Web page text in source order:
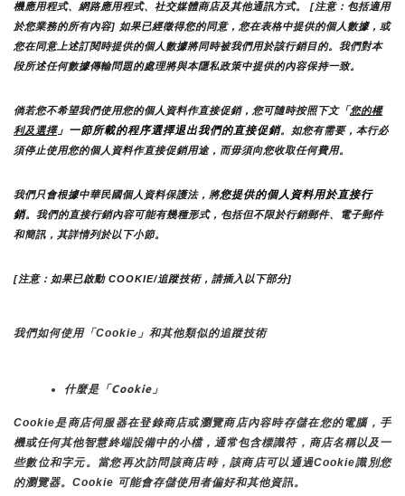
機應用程式、網路應用程式、社交媒體商店及其他通訊方式。 [注意：包括適用
於您業務的所有內容] 如果已經徵得您的同意，您在表格中提供的個人數據，或
您在同意上述訂閱時提供的個人數據將同時被我們用於該行銷目的。我們對本
段所述任何數據傳輸問題的處理將與本隱私政策中提供的內容保持一致。
倘若您不希望我們使用您的個人資料作直接促銷，您可隨時按照下文「您的權
利及選擇」一節所載的程序選擇退出我們的直接促銷。如您有需要，本行必
須停止使用您的個人資料作直接促銷用途，而毋須向您收取任何費用。
我們只會根據中華民國個人資料保護法，將您提供的個人資料用於直接行
銷。我們的直接行銷內容可能有幾種形式，包括但不限於行銷郵件、電子郵件
和簡訊，其詳情列於以下小節。
[注意：如果已啟動 COOKIE/追蹤技術，請插入以下部分]
我們如何使用「Cookie」和其他類似的追蹤技術
什麼是「Cookie」
Cookie是商店伺服器在登錄商店或瀏覽商店內容時存儲在您的電腦，手
機或任何其他智慧終端設備中的小檔，通常包含標識符，商店名稱以及一
些數位和字元。當您再次訪問該商店時，該商店可以通過Cookie識別您
的瀏覽器。Cookie 可能會存儲使用者偏好和其他資訊。